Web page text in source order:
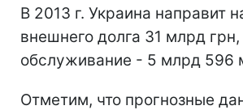
В 2013 г. Украина направит
внешнего долга 31 млрд грн,
обслуживание - 5 млрд 596
Отметим, что прогнозные